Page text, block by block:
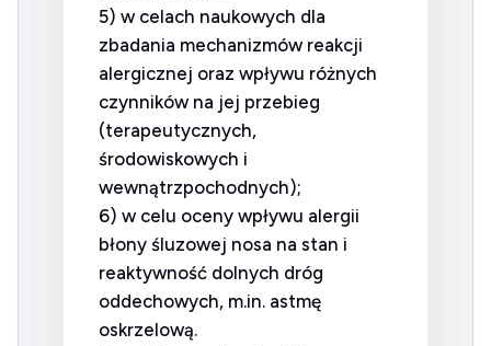
5) w celach naukowych dla
zbadania mechanizmów reakcji
alergicznej oraz wpływu różnych
czynników na jej przebieg
(terapeutycznych,
środowiskowych i
wewnątrzpochodnych);
6) w celu oceny wpływu alergii
błony śluzowej nosa na stan i
reaktywność dolnych dróg
oddechowych, m.in. astmę
oskrzelową.